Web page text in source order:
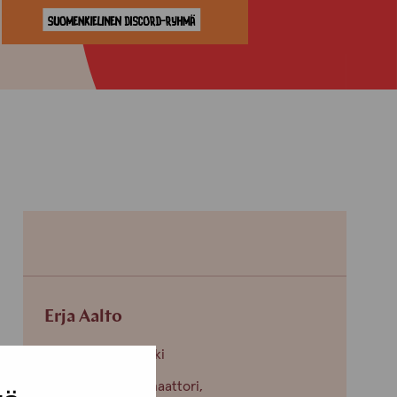
Erja Aalto
Toimipiste: Helsinki
Kehittämiskoordinaattori,